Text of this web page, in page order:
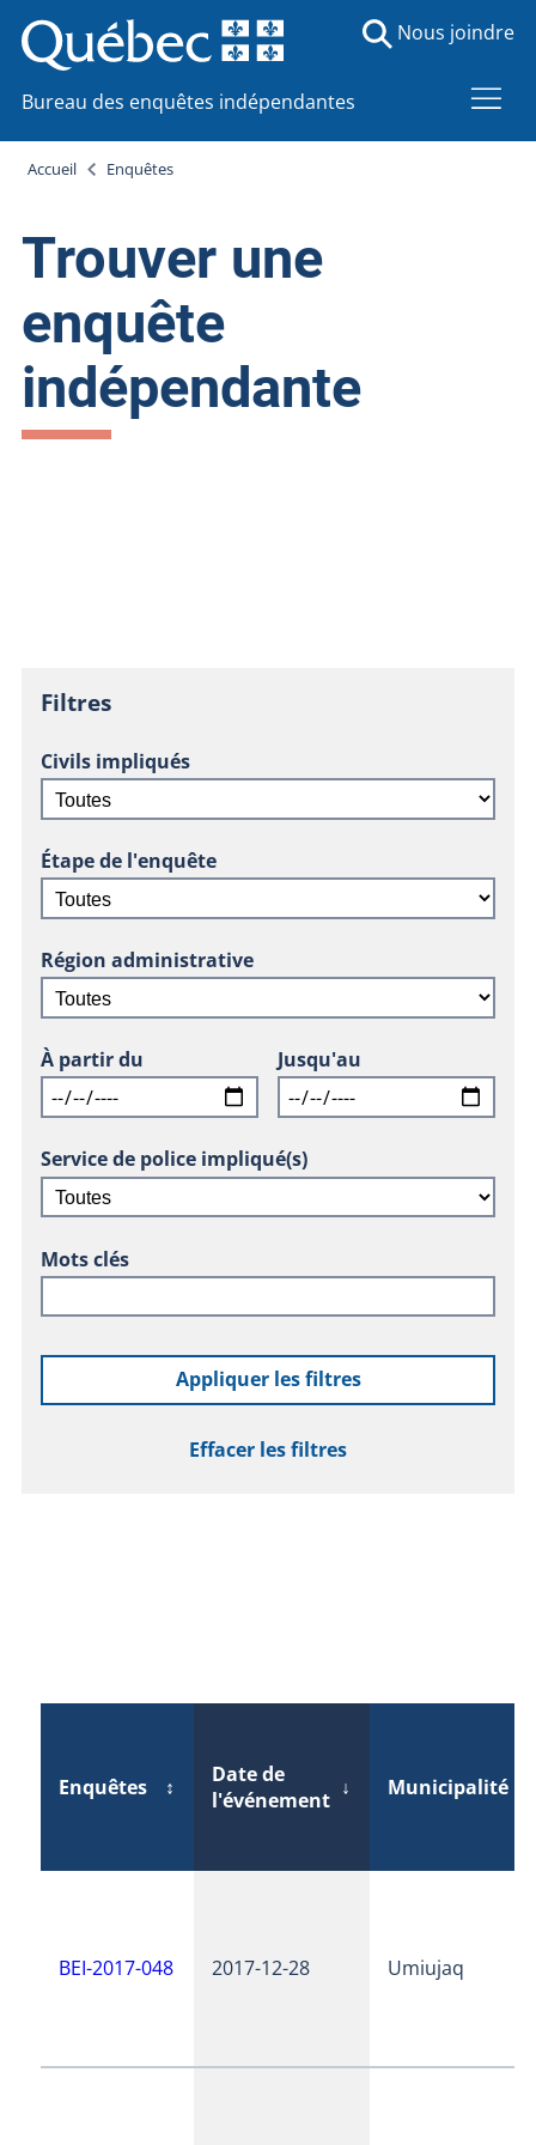
Bureau des enquêtes indépendantes
Nous joindre
Accueil Enquêtes
Trouver une
enquête
indépendante
Filtres
Civils impliqués
Étape de l'enquête
Région administrative
À partir du Jusqu'au
Service de police impliqué(s)
Mots clés
Appliquer les filtres
Effacer les filtres
Enquêtes ↕
Date de
l'événement ↓ Municipalité
BEI-2017-048 2017-12-28 Umiujaq